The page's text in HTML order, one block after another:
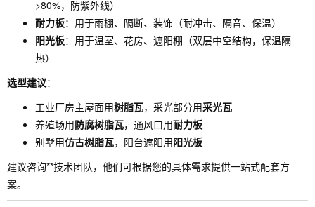
>80%，防紫外线）
耐力板：用于雨棚、隔断、装饰（耐冲击、隔音、保温）
阳光板：用于温室、花房、遮阳棚（双层中空结构，保温隔
热）
选型建议：
工业厂房主屋面用树脂瓦，采光部分用采光瓦
养殖场用防腐树脂瓦，通风口用耐力板
别墅用仿古树脂瓦，阳台遮阳用阳光板
建议咨询**技术团队，他们可根据您的具体需求提供一站式配套方
案。